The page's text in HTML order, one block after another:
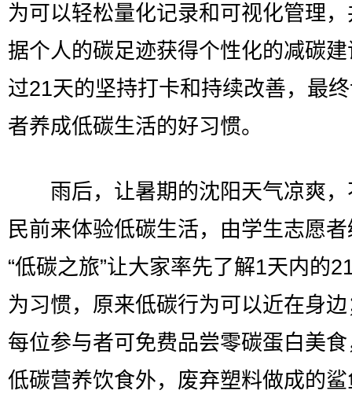
为可以轻松量化记录和可视化管理
据个人的碳足迹获得个性化的减碳
过21天的坚持打卡和持续改善，最
者养成低碳生活的好习惯。
雨后，让暑期的沈阳天气凉爽，
民前来体验低碳生活，由学生志愿
“低碳之旅”让大家率先了解1天内的
为习惯，原来低碳行为可以近在身
每位参与者可免费品尝零碳蛋白美
低碳营养饮食外，废弃塑料做成的